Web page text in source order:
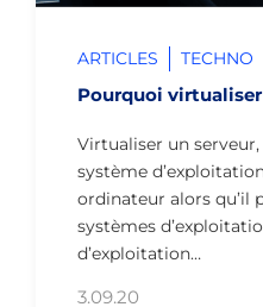
ARTICLES TECHNO
Pourquoi virtualiser
Virtualiser un
système
ordinateur alors qu’il
systèmes
d’exploitation…
3.09.20